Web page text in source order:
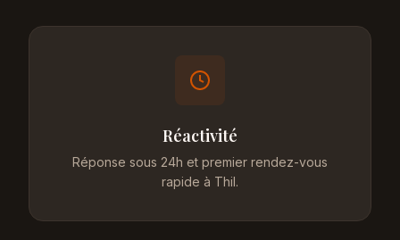
Réactivité
Réponse sous 24h et premier rendez-vous
rapide à Thil.